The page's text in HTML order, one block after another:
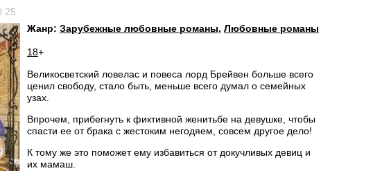
Жанр: Зарубежные любовные романы, Любовные романы
18+
Великосветский ловелас и повеса лорд Брейвен больше всего
ценил свободу, стало быть, меньше всего думал о семейных
узах.
Впрочем, прибегнуть к фиктивной женитьбе на девушке, чтобы
спасти ее от брака с жестоким негодяем, совсем другое дело!
К тому же это поможет ему избавиться от докучливых девиц и
их мамаш.